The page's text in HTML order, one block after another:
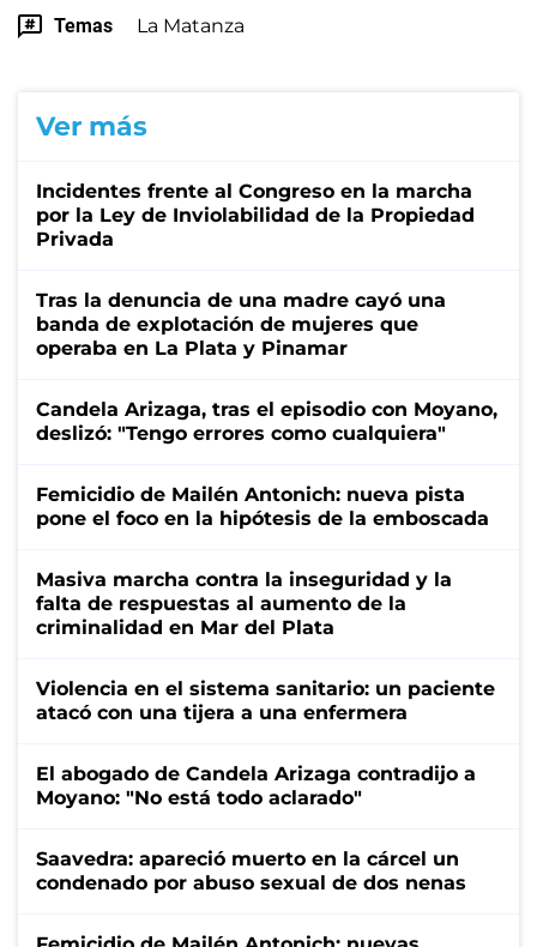
Temas La Matanza
Ver más
Incidentes frente al Congreso en la marcha
por la Ley de Inviolabilidad de la Propiedad
Privada
Tras la denuncia de una madre cayó una
banda de explotación de mujeres que
operaba en La Plata y Pinamar
Candela Arizaga, tras el episodio con Moyano,
deslizó: "Tengo errores como cualquiera"
Femicidio de Mailén Antonich: nueva pista
pone el foco en la hipótesis de la emboscada
Masiva marcha contra la inseguridad y la
falta de respuestas al aumento de la
criminalidad en Mar del Plata
Violencia en el sistema sanitario: un paciente
atacó con una tijera a una enfermera
El abogado de Candela Arizaga contradijo a
Moyano: "No está todo aclarado"
Saavedra: apareció muerto en la cárcel un
condenado por abuso sexual de dos nenas